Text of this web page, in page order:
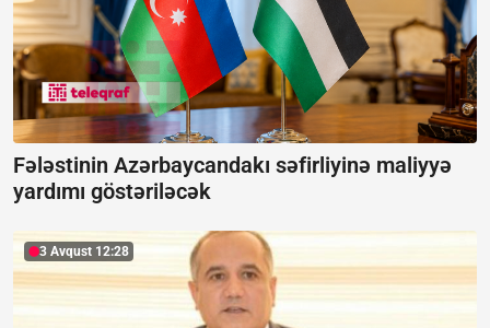
Fələstinin Azərbaycandakı səfirliyinə maliyyə
yardımı göstəriləcək
3 Avqust 12:28